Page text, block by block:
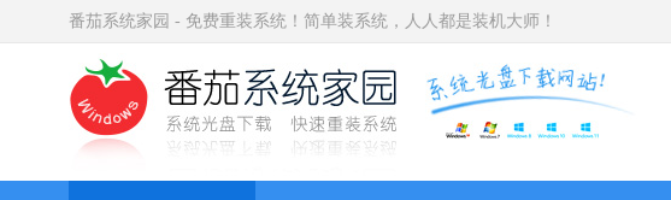
番茄系统家园 - 免费重装系统！简单装系统，人人都是装机大师！